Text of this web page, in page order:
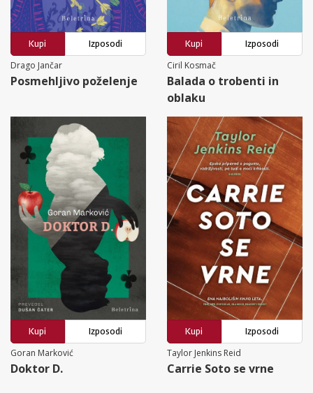
Kupi
Izposodi
Drago Jančar
Posmehljivo poželenje
Kupi
Izposodi
Ciril Kosmač
Balada o trobenti in
oblaku
Kupi
Izposodi
Goran Marković
Doktor D.
Kupi
Izposodi
Taylor Jenkins Reid
Carrie Soto se vrne